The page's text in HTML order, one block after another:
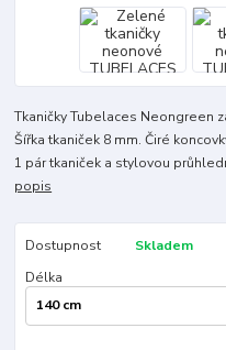
Tkaničky Tubelaces Neongreen
Šířka tkaniček 8 mm. Čiré
1 pár tkaniček a stylovou
popis
Dostupnost
Skladem
Délka